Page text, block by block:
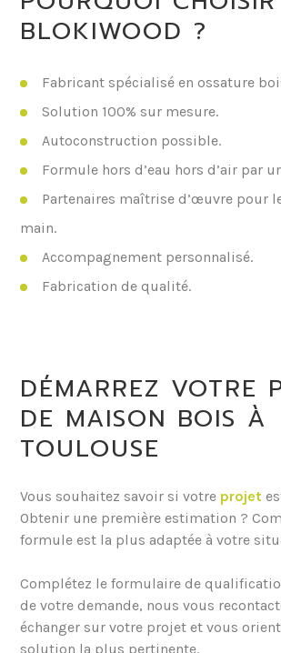
BLOKIWOOD ?
Fabricant spécialisé en ossature
Solution 100% sur mesure.
Autoconstruction possible.
Formule hors d’eau hors d’air par
Partenaires maîtrise d’œuvre pour
main.
Accompagnement personnalisé.
Fabrication de qualité.
DÉMARREZ VOTRE
DE MAISON BOIS À
TOULOUSE
Vous souhaitez savoir si votre projet
Obtenir une première estimation ?
formule est la plus adaptée à votre
Complétez le formulaire de
de votre demande, nous vous
échanger sur votre projet et vous
solution la plus pertinente.